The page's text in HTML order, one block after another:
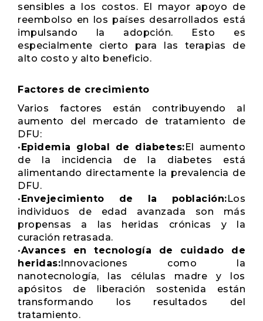
sensibles a los costos. El mayor apoyo de
reembolso en los países desarrollados está
impulsando la adopción. Esto es
especialmente cierto para las terapias de
alto costo y alto beneficio.
Factores de crecimiento
Varios factores están contribuyendo al
aumento del mercado de tratamiento de
DFU:
•Epidemia global de diabetes:El aumento
de la incidencia de la diabetes está
alimentando directamente la prevalencia de
DFU.
•Envejecimiento de la población:Los
individuos de edad avanzada son más
propensas a las heridas crónicas y la
curación retrasada.
•Avances en tecnología de cuidado de
heridas:Innovaciones como la
nanotecnología, las células madre y los
apósitos de liberación sostenida están
transformando los resultados del
tratamiento.